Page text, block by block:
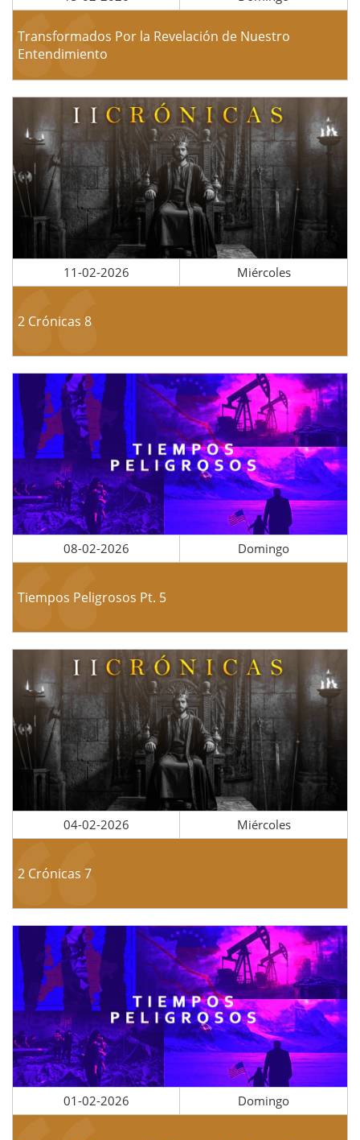
Transformados Por la Revelación de Nuestro
Entendimiento
11-02-2026 Miércoles
2 Crónicas 8
08-02-2026 Domingo
Tiempos Peligrosos Pt. 5
04-02-2026 Miércoles
2 Crónicas 7
01-02-2026 Domingo